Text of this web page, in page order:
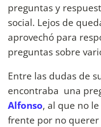
preguntas y
social. Lejos de
aprovechó para
preguntas sobre
Entre las dudas de
encontraba una
Alfonso, al que no
frente por no